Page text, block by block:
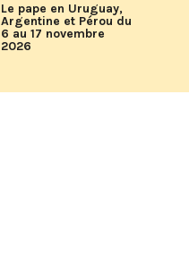
Le pape en Uruguay,
Argentine et Pérou du
6 au 17 novembre
2026